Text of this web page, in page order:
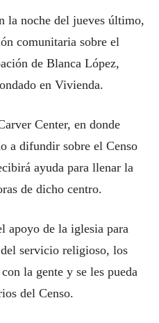
la noche del jueves último,
comunitaria sobre el
de Blanca López,
en Vivienda.
Center, en donde
a difundir sobre el Censo
ayuda para llenar la
de dicho centro.
apoyo de la iglesia para
servicio religioso, los
la gente y se les pueda
del Censo.